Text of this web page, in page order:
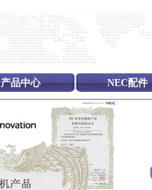
产品中心 NEC配件